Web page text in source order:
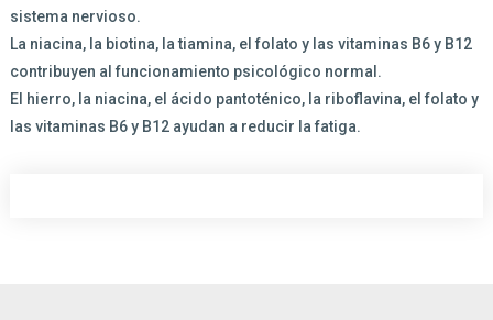
sistema nervioso.
La niacina, la biotina, la tiamina, el folato y las vitaminas B6 y B12
contribuyen al funcionamiento psicológico normal.
El hierro, la niacina, el ácido pantoténico, la riboflavina, el folato y
las vitaminas B6 y B12 ayudan a reducir la fatiga.